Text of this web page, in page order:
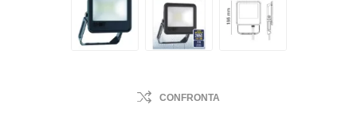
CONFRONTA